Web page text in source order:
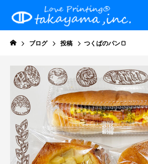
ブログ 投稿 つくばのパン🍞